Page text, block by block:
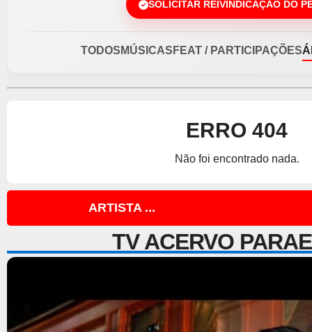
SOLICITAR REIVINDICAÇÃO DO
TODOS MÚSICAS FEAT / PARTICIPAÇÕES
ERRO 404
Não foi encontrado nada.
ARTISTA ...
TV ACERVO